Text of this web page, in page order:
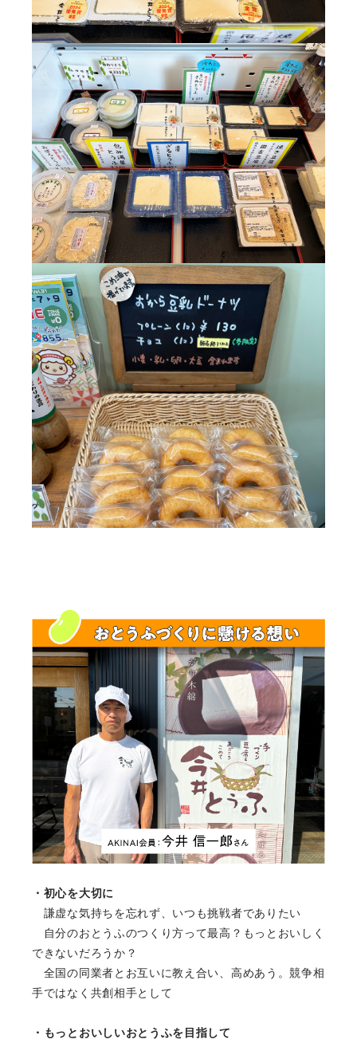
・初心を大切に
謙虚な気持ちを忘れず、いつも挑戦者でありたい
自分のおとうふのつくり方って最高？もっとおいしく
できないだろうか？
全国の同業者とお互いに教え合い、高めあう。競争相
手ではなく共創相手として
・もっとおいしいおとうふを目指して